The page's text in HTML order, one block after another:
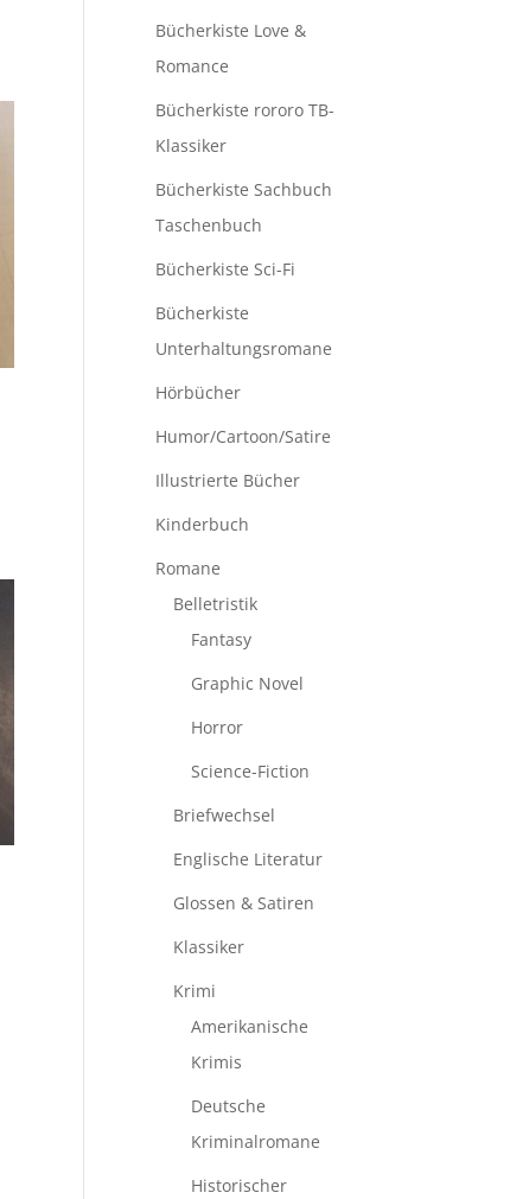
Bücherkiste Love &
Romance
Bücherkiste rororo TB-
Klassiker
Bücherkiste Sachbuch
Taschenbuch
Bücherkiste Sci-Fi
Bücherkiste
Unterhaltungsromane
Hörbücher
Humor/Cartoon/Satire
Illustrierte Bücher
Kinderbuch
Romane
Belletristik
Fantasy
Graphic Novel
Horror
Science-Fiction
Briefwechsel
Englische Literatur
Glossen & Satiren
Klassiker
Krimi
Amerikanische
Krimis
Deutsche
Kriminalromane
Historischer